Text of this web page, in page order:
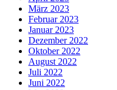
März 2023
Februar 2023
Januar 2023
Dezember 2022
Oktober 2022
August 2022
Juli 2022
Juni 2022